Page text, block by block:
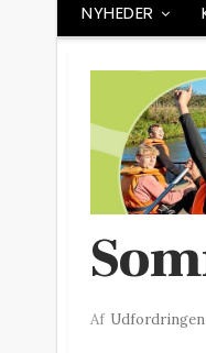
NYHEDER
Af Udfordringen